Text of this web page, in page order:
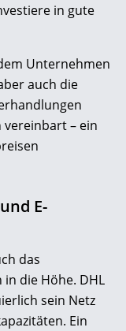
in gute
Unternehmen
auch die
– ein
E-
das
die Höhe. DHL
sein Netz
Ein